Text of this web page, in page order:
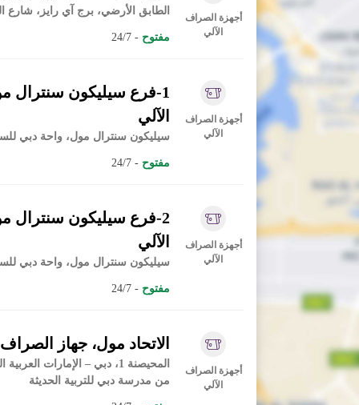
أجهزة الصراف
الآلي
الطابق الأرضي، برج آي رايز، شارع
مفتوح - 24/7
أجهزة الصراف
الآلي
1-فرع سيليكون سنترال
الآلي
سيليكون سنترال مول، واحة دبي
مفتوح - 24/7
أجهزة الصراف
الآلي
2-فرع سيليكون سنترال
الآلي
سيليكون سنترال مول، واحة دبي
مفتوح - 24/7
أجهزة الصراف
الآلي
الاتحاد مول، جهاز الصراف
المحيصنة 1، دبي – الإمارات
من مدرسة دبي للتربية الحديثة